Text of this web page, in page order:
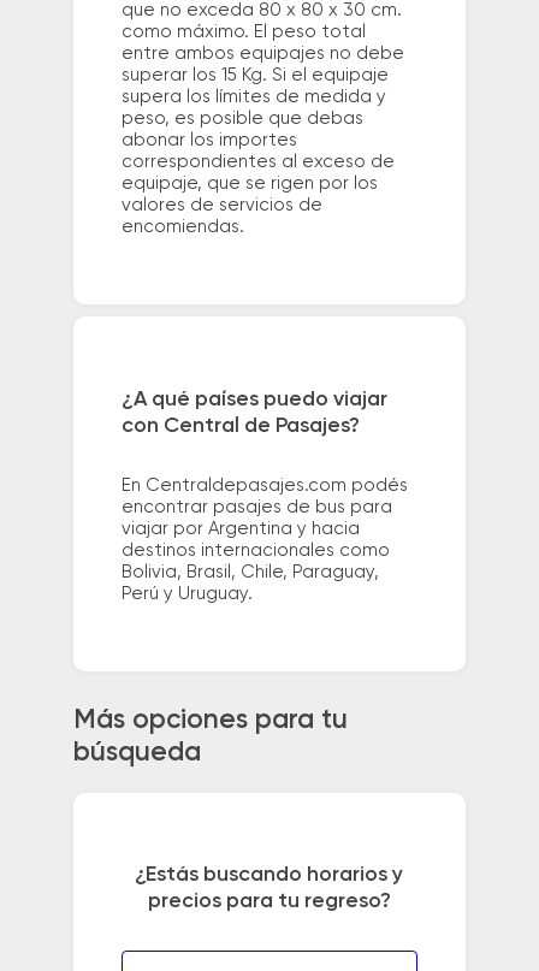
que no exceda 80 x 80 x 30 cm.
como máximo. El peso total
entre ambos equipajes no debe
superar los 15 Kg. Si el equipaje
supera los límites de medida y
peso, es posible que debas
abonar los importes
correspondientes al exceso de
equipaje, que se rigen por los
valores de servicios de
encomiendas.
¿A qué países puedo viajar
con Central de Pasajes?
En Centraldepasajes.com podés
encontrar pasajes de bus para
viajar por Argentina y hacia
destinos internacionales como
Bolivia, Brasil, Chile, Paraguay,
Perú y Uruguay.
Más opciones para tu
búsqueda
¿Estás buscando horarios y
precios para tu regreso?